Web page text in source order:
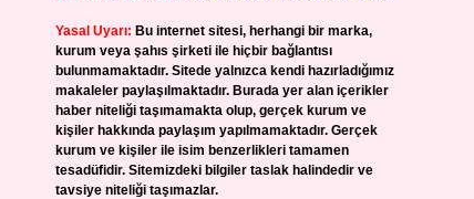
Yasal Uyarı: Bu internet sitesi, herhangi bir marka,
kurum veya şahıs şirketi ile hiçbir bağlantısı
bulunmamaktadır. Sitede yalnızca kendi hazırladığımız
makaleler paylaşılmaktadır. Burada yer alan içerikler
haber niteliği taşımamakta olup, gerçek kurum ve
kişiler hakkında paylaşım yapılmamaktadır. Gerçek
kurum ve kişiler ile isim benzerlikleri tamamen
tesadüfidir. Sitemizdeki bilgiler taslak halindedir ve
tavsiye niteliği taşımazlar.